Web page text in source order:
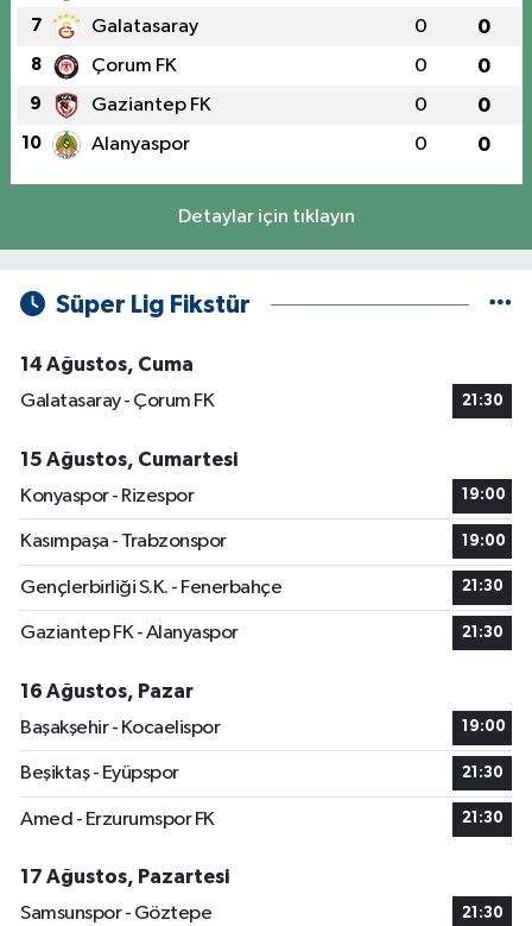
7 Galatasaray 0 0
8 Çorum FK 0 0
9 Gaziantep FK 0 0
10 Alanyaspor 0 0
Detaylar için tıklayın
Süper Lig Fikstür
14 Ağustos, Cuma
Galatasaray - Çorum FK
21:30
15 Ağustos, Cumartesi
Konyaspor - Rizespor
19:00
Kasımpaşa - Trabzonspor 19:00
Gençlerbirliği S.K. - Fenerbahçe 21:30
Gaziantep FK - Alanyaspor 21:30
16 Ağustos, Pazar
Başakşehir - Kocaelispor
19:00
Beşiktaş - Eyüpspor 21:30
Amed - Erzurumspor FK 21:30
17 Ağustos, Pazartesi
Samsunspor - Göztepe
21:30